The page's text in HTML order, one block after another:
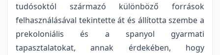
tudósoktól származó különböző források
felhasználásával tekintette át és állította szembe a
prekoloniális és a spanyol gyarmati
tapasztalatokat, annak érdekében, hogy